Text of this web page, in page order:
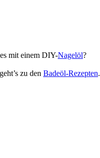
mit einem DIY-Nagelöl?
zu den Badeöl-Rezepten.